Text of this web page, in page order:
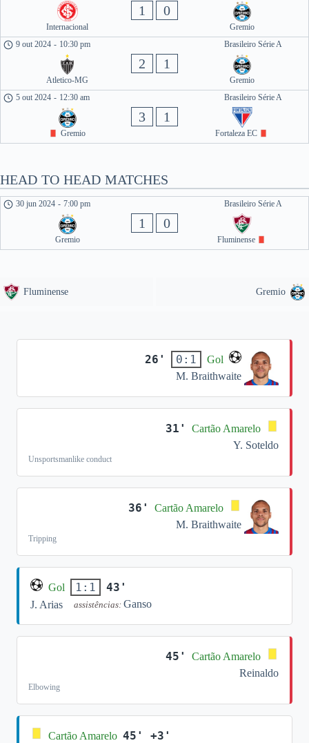
Internacional
1 0
Gremio
Brasileiro Série A
9 out 2024 - 10:30 pm
Atletico-MG
2 1
Gremio
Brasileiro Série A
5 out 2024 - 12:30 am
Gremio
3 1
Fortaleza EC
HEAD TO HEAD MATCHES
Brasileiro Série A
30 jun 2024 - 7:00 pm
Gremio
1 0
Fluminense
Fluminense Gremio
26' 0:1
Gol
M. Braithwaite
31'
Cartão Amarelo
Y. Soteldo
Unsportsmanlike conduct
36'
Cartão Amarelo
M. Braithwaite
Tripping
Gol 1:1 43'
J. Arias assistências: Ganso
45'
Cartão Amarelo
Reinaldo
Elbowing
Cartão Amarelo 45' +3'